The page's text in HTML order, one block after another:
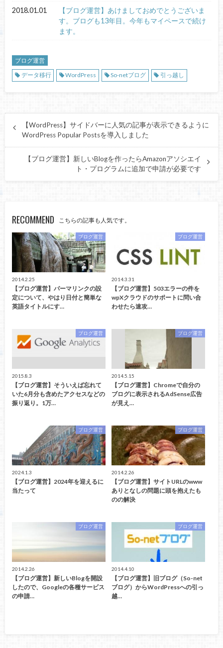
2018.01.01
【ブログ運営】あけましておめでとうございま
す。ブログも13年目。今年もマイペースで続け
ます。
ブログ運営
データ移行
WordPress So-netブログ 引っ越し
【WordPress】サイドバーに人気の記事が表示できるように
WordPress Popular Postsを導入しました
【ブログ運営】新しいBlogを作ったらAmazonアソシエイ
ト・プログラムに追加で申請が必要です
RECOMMEND こちらの記事も人気です。
ブログ運営
2014.2.25
【ブログ運営】パーマリンクの設
定について、やはり日付と簡単な
英語タイトルにす…
ブログ運営
2014.3.31
【ブログ運営】503エラーの件を
wpXクラウドのサポートに問い合
わせたら速攻…
ブログ運営
2015.8.3
【ブログ運営】そういえば忘れて
いた6月分も含めたアクセスなどの
振り返り。1万…
ブログ運営
2014.5.15
【ブログ運営】Chromeで自分の
ブログに表示されるAdSense広告
が見え…
ブログ運営
2024.1.3
【ブログ運営】2024年を迎えるに
当たって
ブログ運営
2014.2.26
【ブログ運営】サイトURLのwww
ありとなしの問題に頭を抱えたも
のの解決
ブログ運営
2014.2.26
【ブログ運営】新しいBlogを開設
したので、Googleの各種サービス
の申請…
ブログ運営
2014.4.10
【ブログ運営】旧ブログ（So-net
ブログ）からWordPressへの引っ
越…